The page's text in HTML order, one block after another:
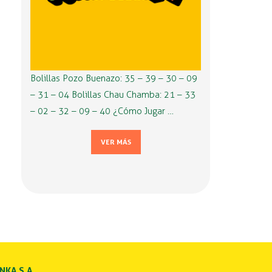
Bolillas Pozo Buenazo: 35 – 39 – 30 – 09
– 31 – 04 Bolillas Chau Chamba: 21 – 33
– 02 – 32 – 09 – 40 ¿Cómo Jugar …
VER MÁS